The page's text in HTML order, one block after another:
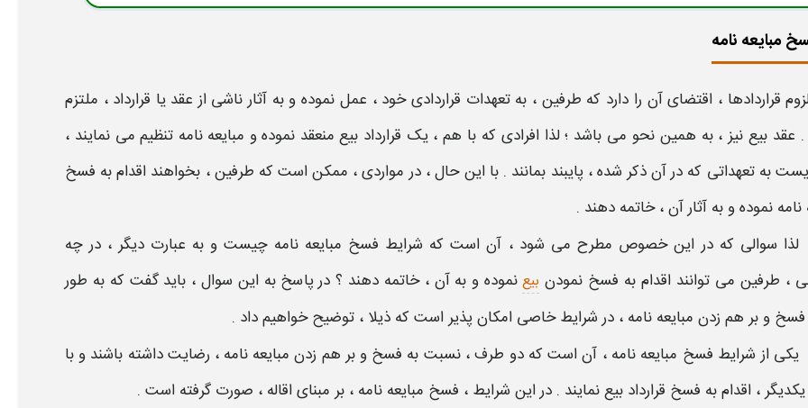
مبایعه نامه
قراردادها ، اقتضای آن را دارد که طرفین ، به تعهدات قراردادی خود ، عمل نموده و به آثار ناشی از عقد یا قرارداد ، ملتزم
. عقد بیع نیز ، به همین نحو می باشد ؛ لذا افرادی که با هم ، یک قرارداد بیع منعقد نموده و مبایعه نامه تنظیم می نمایند ،
به تعهداتی که در آن ذکر شده ، پایبند بمانند . با این حال ، در مواردی ، ممکن است که طرفین ، بخواهند اقدام به فسخ
نامه نموده و به آثار آن ، خاتمه دهند .
لذا سوالی که در این خصوص مطرح می شود ، آن است که شرایط فسخ مبایعه نامه چیست و به عبارت دیگر ، در چه
، طرفین می توانند اقدام به فسخ نمودن بیع نموده و به آن ، خاتمه دهند ؟ در پاسخ به این سوال ، باید گفت که به طور
فسخو بر هم زدن مبایعه نامه ، درشرایطخاصی امکان پذیر است که ذیلا ، توضیح خواهیم داد .
یکی از شرایط فسخ مبایعه نامه ، آن است که دو طرف ، نسبت به فسخ و بر هم زدن مبایعه نامه ، رضایت داشته باشند و با
، اقدام به فسخ قرارداد بیعنمایند . در این شرایط، فسخ مبایعه نامه ، بر مبنای اقاله ، صورت گرفته است .